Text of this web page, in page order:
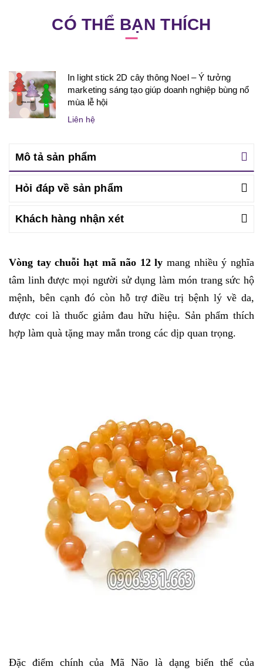
CÓ THỂ BẠN THÍCH
In light stick 2D cây thông Noel – Ý tưởng
marketing sáng tạo giúp doanh nghiệp bùng nổ
mùa lễ hội
Liên hệ
Mô tả sản phẩm
Hỏi đáp về sản phẩm
Khách hàng nhận xét
Vòng tay chuỗi hạt mã não 12 ly mang nhiều ý nghĩa
tâm linh được mọi người sử dụng làm món trang sức hộ
mệnh, bên cạnh đó còn hỗ trợ điều trị bệnh lý về da,
được coi là thuốc giảm đau hữu hiệu. Sản phẩm thích
hợp làm quà tặng may mắn trong các dịp quan trọng.
Đặc điểm chính của Mã Não là dạng biến thể của